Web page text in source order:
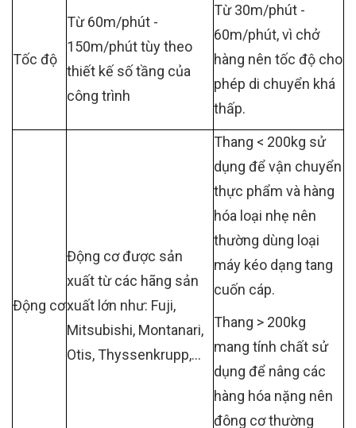
Tốc độ
Từ 60m/phút -
150m/phút tùy theo
thiết kế số tầng của
công trình
Từ 30m/phút -
60m/phút, vì chở
hàng nên tốc độ cho
phép di chuyển khá
thấp.
Động cơ
Động cơ được sản
xuất từ các hãng sản
xuất lớn như: Fuji,
Mitsubishi, Montanari,
Otis, Thyssenkrupp,...
Thang < 200kg sử
dụng để vận chuyển
thực phẩm và hàng
hóa loại nhẹ nên
thường dùng loại
máy kéo dạng tang
cuốn cáp.
Thang > 200kg
mang tính chất sử
dụng để nâng các
hàng hóa nặng nên
đông cơ thường